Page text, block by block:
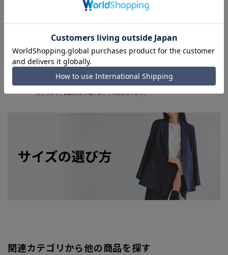
関連カテゴリから他の商品を探す